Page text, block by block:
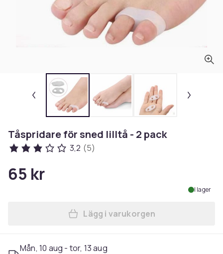
Tåspridare för sned lilltå - 2 pack
3,2 (5)
65 kr
I lager
Lägg till Tåspridare för
Lägg i varukorgen
Mån, 10 aug - tor, 13 aug